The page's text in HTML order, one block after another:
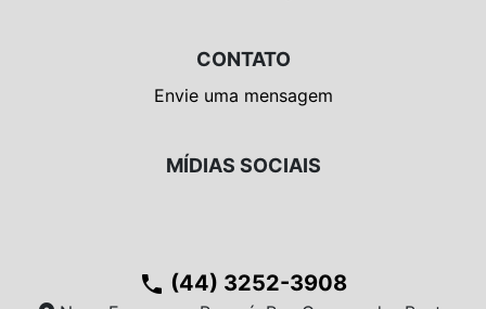
CONTATO
Envie uma mensagem
MÍDIAS SOCIAIS
phone (44) 3252-3908